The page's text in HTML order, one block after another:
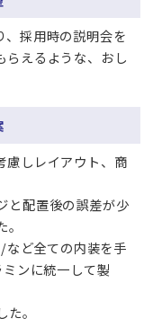
、採用時の説明会を
らえるような、おし
慮しレイアウト、商
と配置後の誤差が少
ど全ての内装を手
ンに統一して製
。